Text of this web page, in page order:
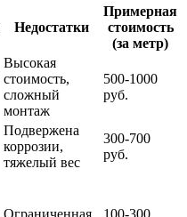
Недостатки
Примерная
стоимость
(за метр)
Высокая
стоимость,
сложный
монтаж
500-1000
руб.
Подвержена
коррозии,
тяжелый вес
300-700
руб.
Ограниченная
100-300